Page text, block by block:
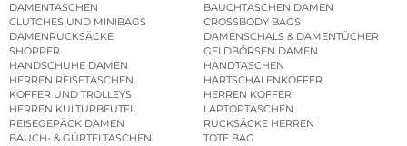
DAMENTASCHEN
BAUCHTASCHEN DAMEN
CLUTCHES UND MINIBAGS
CROSSBODY BAGS
DAMENRUCKSÄCKE
DAMENSCHALS & DAMENTÜCHER
SHOPPER
GELDBÖRSEN DAMEN
HANDSCHUHE DAMEN
HANDTASCHEN
HERREN REISETASCHEN
HARTSCHALENKOFFER
KOFFER UND TROLLEYS
HERREN KOFFER
HERREN KULTURBEUTEL
LAPTOPTASCHEN
REISEGEPÄCK DAMEN
RUCKSÄCKE HERREN
BAUCH- & GÜRTELTASCHEN
TOTE BAG